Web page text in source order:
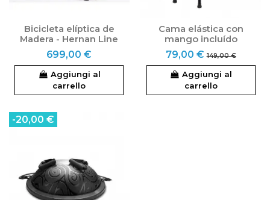
Bicicleta elíptica de
Madera - Hernan Line
699,00 €
Aggiungi al
carrello
Cama elástica con
mango incluído
79,00 € 149,00 €
Aggiungi al
carrello
-20,00 €